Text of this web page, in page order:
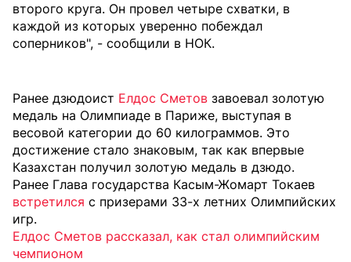
второго круга. Он провел четыре схватки, в
каждой из которых уверенно побеждал
соперников", - сообщили в НОК.
Ранее дзюдоист Елдос Сметов завоевал золотую
медаль на Олимпиаде в Париже, выступая в
весовой категории до 60 килограммов. Это
достижение стало знаковым, так как впервые
Казахстан получил золотую медаль в дзюдо.
Ранее Глава государства Касым-Жомарт Токаев
встретился с призерами 33-х летних Олимпийских
игр.
Елдос Сметов рассказал, как стал олимпийским
чемпионом